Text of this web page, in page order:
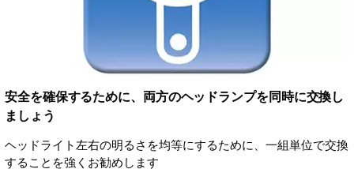
安全を確保するために、両方のヘッドランプを同時に交換し
ましょう
ヘッドライト左右の明るさを均等にするために、一組単位で交換
することを強くお勧めします